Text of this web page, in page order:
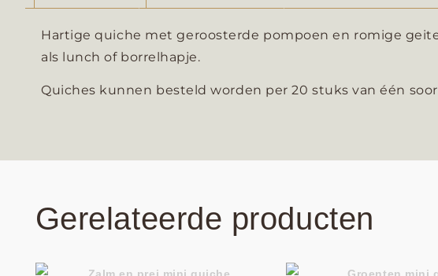
Hartige quiche met geroosterde pompoen en romige
als lunch of borrelhapje.
Quiches kunnen besteld worden per 20 stuks van één
Gerelateerde producten